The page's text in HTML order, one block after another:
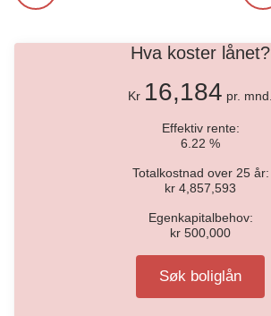
Hva koster lånet?
Kr 16,184 pr. mnd.
Effektiv rente:
6.22 %
Totalkostnad over 25år:
kr 4,857,593
Egenkapitalbehov:
kr 500,000
Søk boliglån